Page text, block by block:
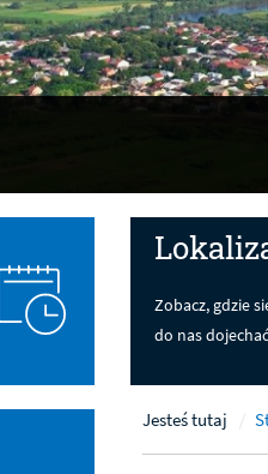
Zobacz, gdzie
do nas
Jesteś tutaj